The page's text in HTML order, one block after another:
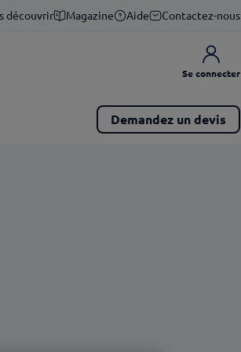
découvrir Magazine Aide Contactez-nous
Se connecter
Demandez un devis